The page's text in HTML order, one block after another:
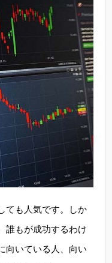
ても人気です。しか
誰もが成功するわけ
向いている人、向い